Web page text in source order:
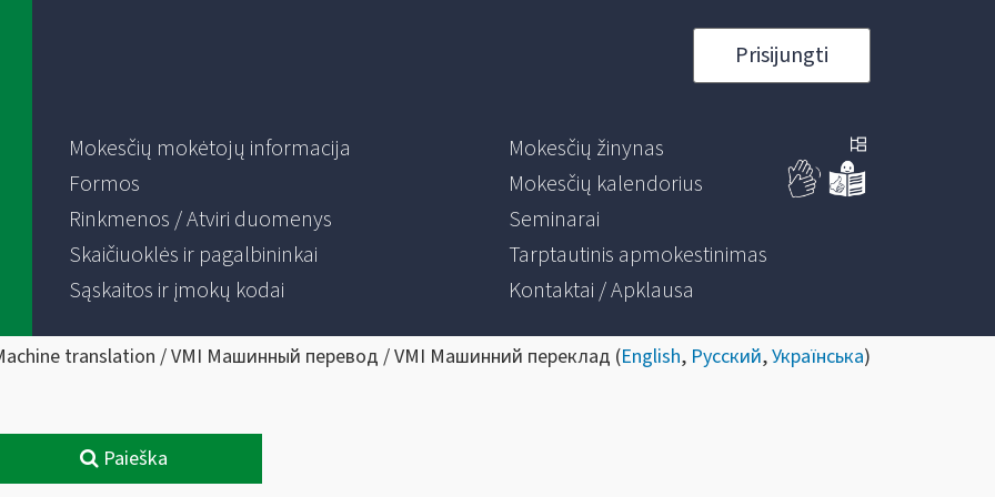
Prisijungti
Mokesčių mokėtojų informacija
Formos
Rinkmenos / Atviri duomenys
Skaičiuoklės ir pagalbininkai
Sąskaitos ir įmokų kodai
Mokesčių žinynas
Mokesčių kalendorius
Seminarai
Tarptautinis apmokestinimas
Kontaktai / Apklausa
translation / VMI Машинный перевод / VMI Машинний переклад (English, Русский,Українська)
Paieška